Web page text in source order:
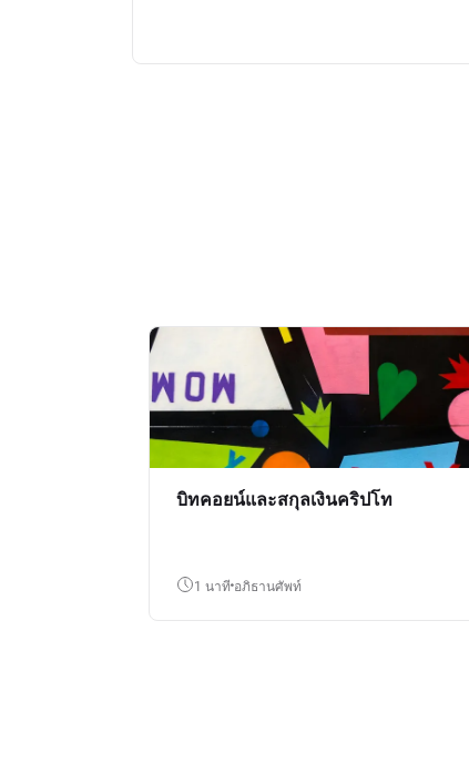
บิทคอยน์และสกุลเงินคริปโท
1 นาที อภิธานศัพท์